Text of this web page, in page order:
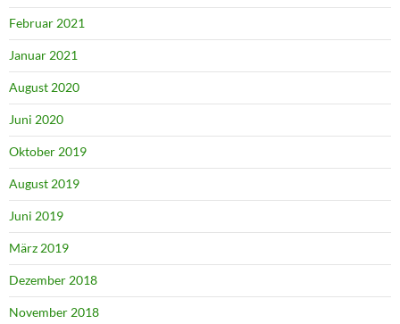
Februar 2021
Januar 2021
August 2020
Juni 2020
Oktober 2019
August 2019
Juni 2019
März 2019
Dezember 2018
November 2018